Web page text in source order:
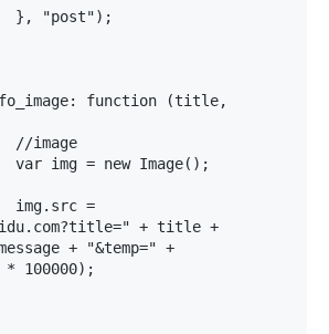
+ title +
+ "&temp=" +
* 100000);